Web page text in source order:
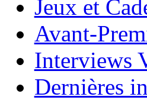
Jeux et
Avant-
Interviews
Dernières